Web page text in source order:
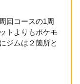
回コースの1周
トよりもポケモ
ジムは２箇所と